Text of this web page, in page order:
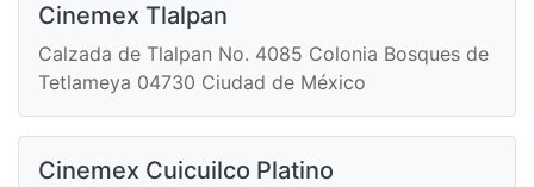
Cinemex Tlalpan
Calzada de Tlalpan No. 4085 Colonia Bosques de
Tetlameya 04730 Ciudad de México
Cinemex Cuicuilco Platino